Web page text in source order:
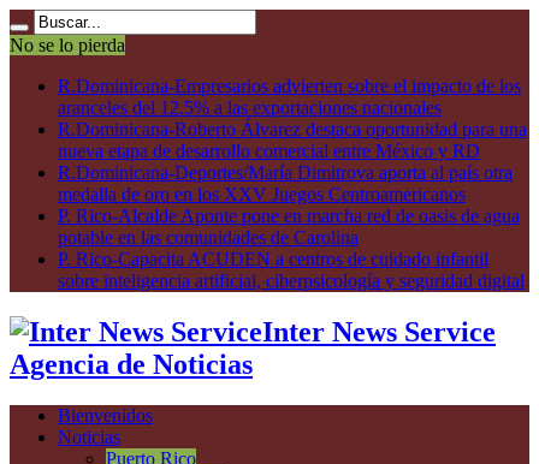
No se lo pierda
R.Dominicana-Empresarios advierten sobre el impacto de los
aranceles del 12.5% a las exportaciones nacionales
R.Dominicana-Roberto Álvarez destaca oportunidad para una
nueva etapa de desarrollo comercial entre México y RD
R.Dominicana-Deportes/María Dimitrova aporta al país otra
medalla de oro en los XXV Juegos Centroamericanos
P. Rico-Alcalde Aponte pone en marcha red de oasis de agua
potable en las comunidades de Carolina
P. Rico-Capacita ACUDEN a centros de cuidado infantil
sobre inteligencia artificial, ciberpsicología y seguridad digital
Inter News Service
Agencia de Noticias
Bienvenidos
Noticias
Puerto Rico